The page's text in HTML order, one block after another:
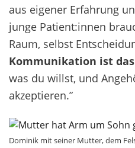
aus eigener Erfahrung
junge Patient:innen
Raum, selbst
Kommunikation ist
was du willst, und
akzeptieren.”
Dominik mit seiner Mutter, dem